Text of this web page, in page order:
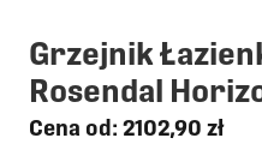
Grzejnik
Rosendal
Cena od: 2102,90 zł